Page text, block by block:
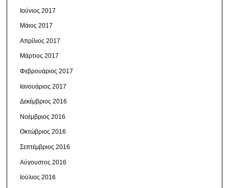
Ιούνιος 2017
Μάιος 2017
Απρίλιος 2017
Μάρτιος 2017
Φεβρουάριος 2017
Ιανουάριος 2017
Δεκέμβριος 2016
Νοέμβριος 2016
Οκτώβριος 2016
Σεπτέμβριος 2016
Αύγουστος 2016
Ιούλιος 2016